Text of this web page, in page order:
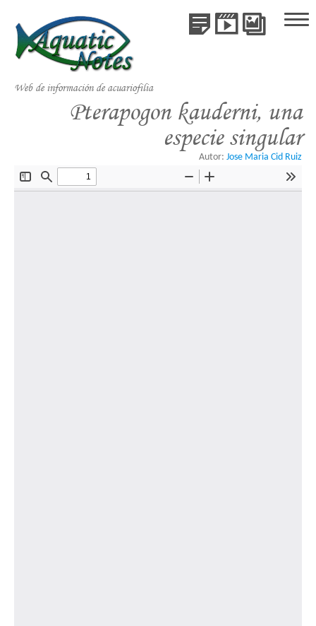
Inicio
Publicaciones
Videos
Libros
Colaboraciones
Web de información de acuariofilia
Publicaciones
Videos Galería
Pterapogon kauderni, una
especie singular
Autor: Jose Maria Cid Ruiz